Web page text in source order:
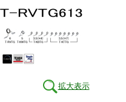
拡大表示